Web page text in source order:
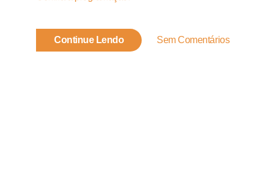
Continue Lendo Sem Comentários